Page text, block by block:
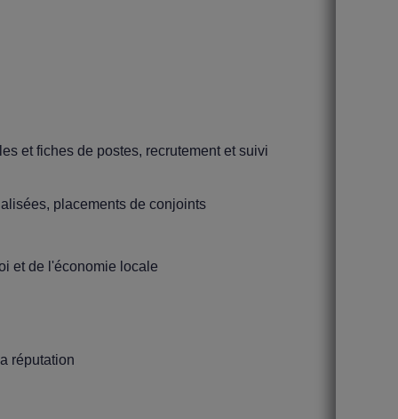
et fiches de postes, recrutement et suivi
placements de conjoints
et de l'économie locale
réputation